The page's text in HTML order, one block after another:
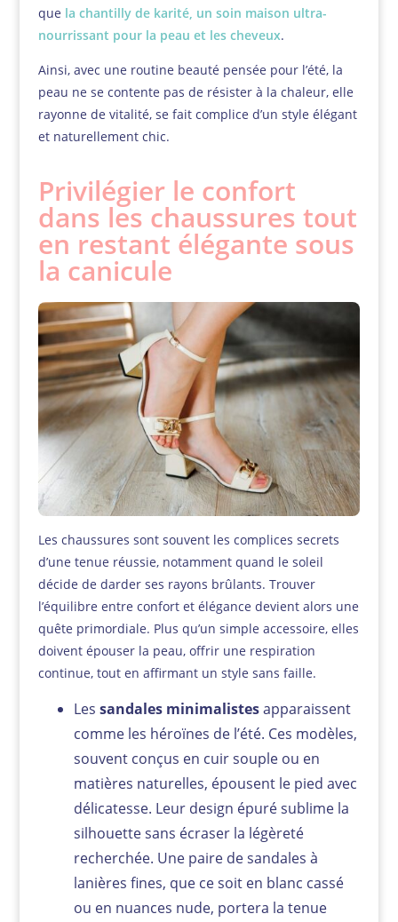
que la chantilly de karité, un soin maison ultra-
nourrissant pour la peau et les cheveux.
Ainsi, avec une routine beauté pensée pour l’été, la
peau ne se contente pas de résister à la chaleur, elle
rayonne de vitalité, se fait complice d’un style élégant
et naturellement chic.
Privilégier le confort
dans les chaussures tout
en restant élégante sous
la canicule
Les chaussures sont souvent les complices secrets
d’une tenue réussie, notamment quand le soleil
décide de darder ses rayons brûlants. Trouver
l’équilibre entre confort et élégance devient alors une
quête primordiale. Plus qu’un simple accessoire, elles
doivent épouser la peau, offrir une respiration
continue, tout en affirmant un style sans faille.
Les sandales minimalistesapparaissent
comme les héroïnes de l’été. Ces modèles,
souvent conçus en cuir souple ou en
matières naturelles, épousent le pied avec
délicatesse. Leur design épuré sublime la
silhouette sans écraser la légèreté
recherchée. Une paire de sandales à
lanières fines, que ce soit en blanc cassé
ou en nuances nude, portera la tenue